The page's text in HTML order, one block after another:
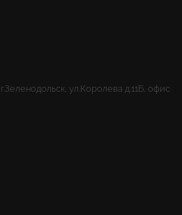
ул.Королева д.11Б, офис